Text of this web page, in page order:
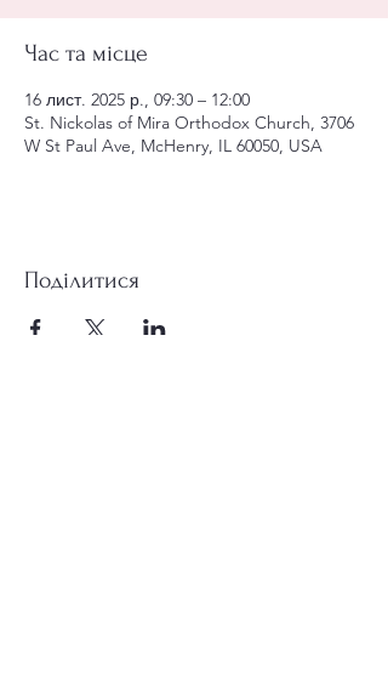
Час та місце
16 лист. 2025 р., 09:30 – 12:00
St. Nickolas of Mira Orthodox Church, 3706
W St Paul Ave, McHenry, IL 60050, USA
Поділитися